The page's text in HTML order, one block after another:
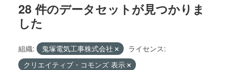
28 件のデータセットが見つかりま
した
組織: 鬼塚電気工事株式会社
ライセンス:
クリエイティブ・コモンズ 表示